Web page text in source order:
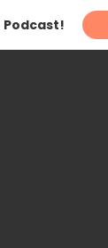
Podcast!